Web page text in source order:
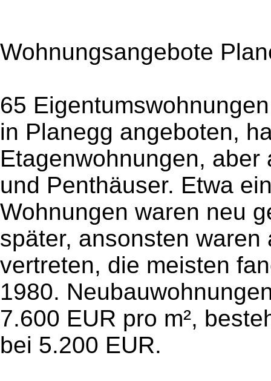
Wohnungsangebote
65
in Planegg angeboten,
Etagenwohnungen,
und Penthäuser. Etwa
Wohnungen waren neu
später, ansonsten
vertreten, die meisten
1980.
7.600 EUR pro m²,
bei 5.200 EUR.